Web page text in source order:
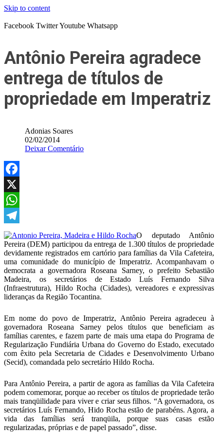
Skip to content
Facebook TwitterYoutube Whatsapp
Antônio Pereira agradece
entrega de títulos de
propriedade em Imperatriz
Adonias Soares
02/02/2014
Deixar Comentário
Facebook
X
WhatsApp
Telegram
O deputado Antônio
Pereira (DEM) participou da entrega de 1.300 títulos de propriedade
devidamente registrados em cartório para famílias da Vila Cafeteira,
uma comunidade do município de Imperatriz. Acompanhavam o
democrata a governadora Roseana Sarney, o prefeito Sebastião
Madeira, os secretários de Estado Luís Fernando Silva
(Infraestrutura), Hildo Rocha (Cidades), vereadores e expressivas
lideranças da Região Tocantina.
Em nome do povo de Imperatriz, Antônio Pereira agradeceu à
governadora Roseana Sarney pelos títulos que beneficiam as
famílias carentes, e fazem parte de mais uma etapa do Programa de
Regularização Fundiária Urbana do Governo do Estado, executado
com êxito pela Secretaria de Cidades e Desenvolvimento Urbano
(Secid), comandada pelo secretário Hildo Rocha.
Para Antônio Pereira, a partir de agora as famílias da Vila Cafeteira
podem comemorar, porque ao receber os títulos de propriedade terão
mais tranqüilidade para viver e criar seus filhos. “A governadora, os
secretários Luís Fernando, Hido Rocha estão de parabéns. Agora, a
vida das famílias será tranqüila, porque suas casas estão
regularizadas, próprias e de papel passado”, disse.